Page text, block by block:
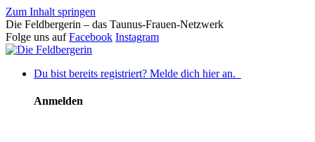
Zum Inhalt springen
Die Feldbergerin – das Taunus-Frauen-Netzwerk
Folge uns aufFacebook Instagram
Du bist bereits registriert? Melde dich hier an.
Anmelden